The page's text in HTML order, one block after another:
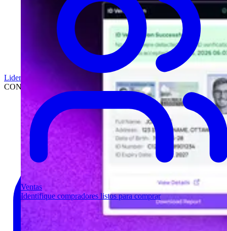
Ventas
Identifique compradores listos para comprar
Liderazgo
CONCESIONARIOS